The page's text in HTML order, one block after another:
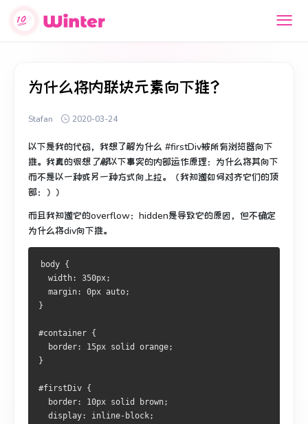
为什么将内联块元素向下推？
Stafan 2020-03-24
以下是我的代码，我想了解为什么 #firstDiv被所有浏览器向下
推。 我真的很想了解以下事实的内部运作原理：为什么将其向下
而不是以一种或另一种方式向上拉。
（我知道如何对齐它们的顶
部：））
而且我知道它的overflow：hidden是导致它的原因，但不确定
为什么将div向下推。
body {
  width: 350px;
  margin: 0px auto;
}
#container {
  border: 15px solid orange;
}
#firstDiv {
  border: 10px solid brown;
  display: inline-block;